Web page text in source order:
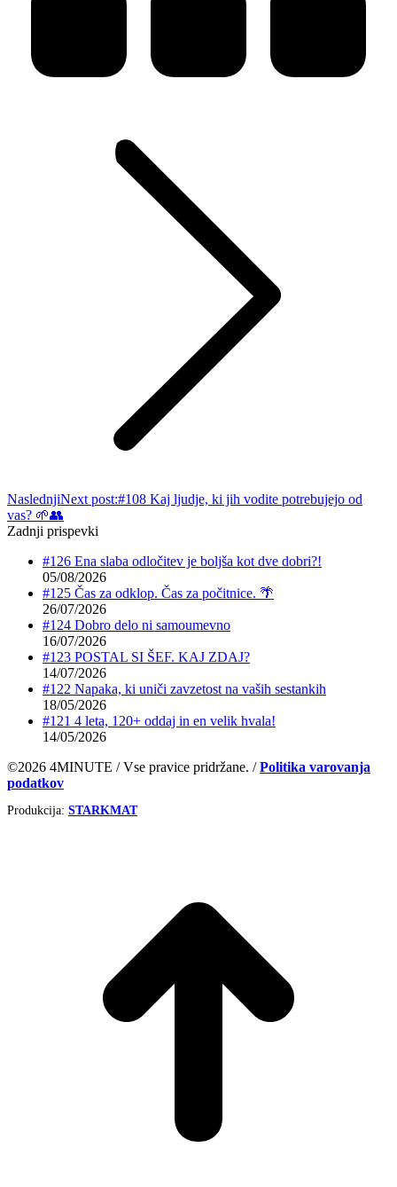
NaslednjiNext post:#108 Kaj ljudje, ki jih vodite potrebujejo od
vas? 🌱👥
Zadnji prispevki
#126 Ena slaba odločitev je boljša kot dve dobri?!
05/08/2026
#125 Čas za odklop. Čas za počitnice. 🌴
26/07/2026
#124 Dobro delo ni samoumevno
16/07/2026
#123 POSTAL SI ŠEF. KAJ ZDAJ?
14/07/2026
#122 Napaka, ki uniči zavzetost na vaših sestankih
18/05/2026
#121 4 leta, 120+ oddaj in en velik hvala!
14/05/2026
©2026 4MINUTE / Vse pravice pridržane. /Politika varovanja
podatkov
Produkcija: STARKMAT